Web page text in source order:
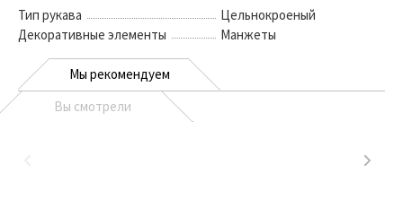
Тип рукава
Цельнокроеный
Декоративные элементы
Манжеты
Мы рекомендуем
Вы смотрели